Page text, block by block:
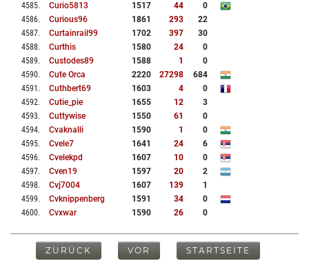
4585. Curio5813 1517 44
0
4586. Curious96 1861 293
22
4587. Curtainrail99 1702 397
30
4588. Curthis 1580 24
0
4589. Custodes89 1588 1
0
4590. Cute Orca 2220 27298
684
4591 . Cuthbert69 1603 4
0
4592. Cutie_pie 1655 12
3
4593. Cuttywise 1550 61
0
4594. Cvaknalli 1590 1
0
4595. Cvele7 1641 24
6
4596. Cvelekpd 1607 10
0
4597. Cven19 1597 20
2
4598. Cvj7004 1607 139
1
4599. Cvknippenberg 1591 34
0
4600. Cvxwar 1590 26 0
ZURÜCK VOR STARTSEITE